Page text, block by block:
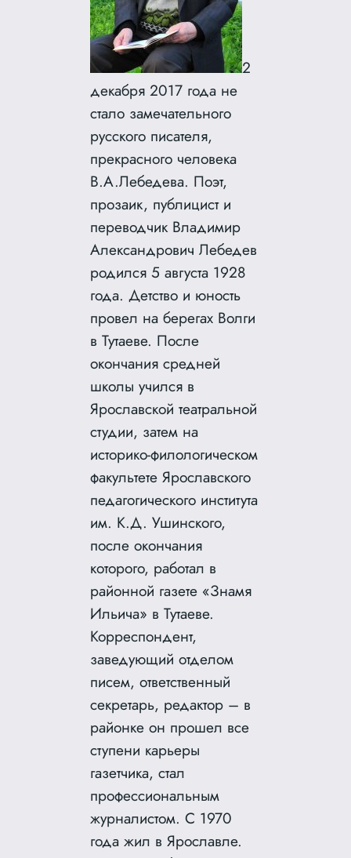
2
декабря 2017 года не
стало замечательного
русского писателя,
прекрасного человека
В.А.Лебедева. Поэт,
прозаик, публицист и
переводчик Владимир
Александрович Лебедев
родился 5 августа 1928
года. Детство и юность
провел на берегах Волги
в Тутаеве. После
окончания средней
школы учился в
Ярославской театральной
студии, затем на
историко-филологическом
факультете Ярославского
педагогического института
им. К.Д. Ушинского,
после окончания
которого, работал в
районной газете «Знамя
Ильича» в Тутаеве.
Корреспондент,
заведующий отделом
писем, ответственный
секретарь, редактор – в
районке он прошел все
ступени карьеры
газетчика, стал
профессиональным
журналистом. С 1970
года жил в Ярославле.